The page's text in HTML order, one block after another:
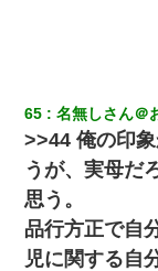
65 名無しさん＠
>>44 俺の印
うが、実母だ
思う。
品行方正で自
児に関する自